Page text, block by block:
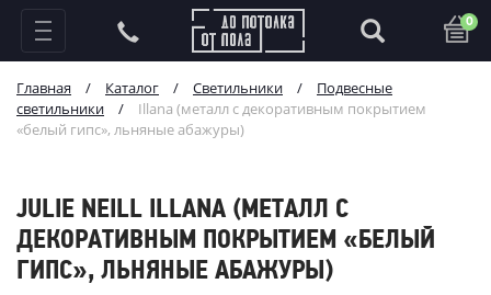
0
Главная / Каталог / Светильники /
Подвесные
светильники
/
Illana (металл с декоративным покрытием
«белый гипс», льняные абажуры)
JULIE NEILL ILLANA (МЕТАЛЛ С
ДЕКОРАТИВНЫМ ПОКРЫТИЕМ «БЕЛЫЙ
ГИПС», ЛЬНЯНЫЕ АБАЖУРЫ)